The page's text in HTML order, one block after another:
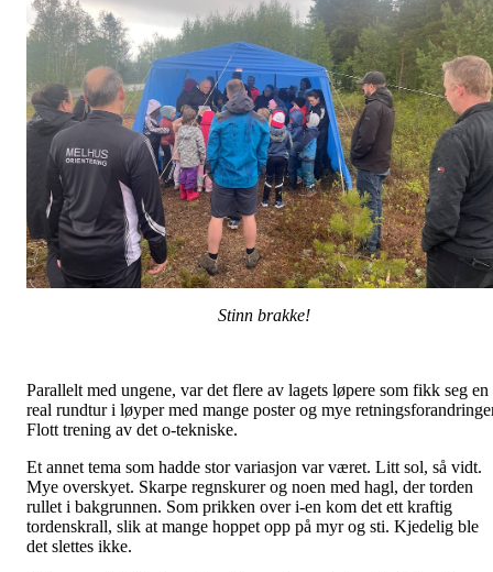
Stinn brakke!
Parallelt med ungene, var det flere av lagets løpere som fikk seg en
real rundtur i løyper med mange poster og mye
Flott trening av det o-tekniske.
Et annet tema som hadde stor variasjon var været. Litt sol, så vidt.
Mye overskyet. Skarpe regnskurer og noen med hagl, der torden
rullet i bakgrunnen. Som prikken over i-en kom det ett kraftig
tordenskrall, slik at mange hoppet opp på myr og sti. Kjedelig ble
det slettes ikke.